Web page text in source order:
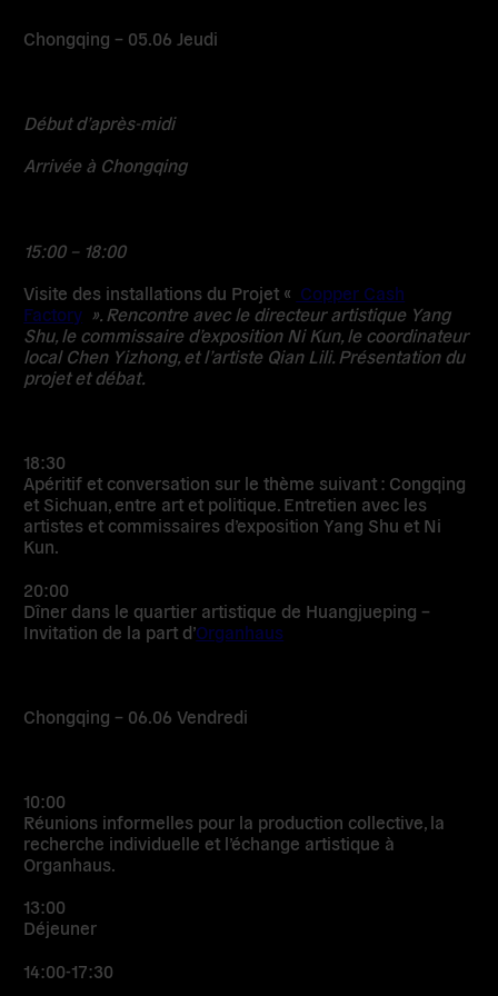
Chongqing – 05.06 Jeudi
Début d’après-midi
Arrivée à Chongqing
15:00 – 18:00
Visite des installations du Projet « Copper Cash
Factory ». Rencontre avec le directeur artistique Yang
Shu, le commissaire d’exposition Ni Kun, le coordinateur
local Chen Yizhong, et l’artiste Qian Lili. Présentation du
projet et débat.
18:30
Apéritif et conversation sur le thème suivant : Congqing
et Sichuan, entre art et politique. Entretien avec les
artistes et commissaires d’exposition Yang Shu et Ni
Kun.
20:00
Dîner dans le quartier artistique de Huangjueping –
Invitation de la part d’Organhaus
Chongqing – 06.06 Vendredi
10:00
Réunions informelles pour la production collective, la
recherche individuelle et l’échange artistique à
Organhaus.
13:00
Déjeuner
14:00-17:30